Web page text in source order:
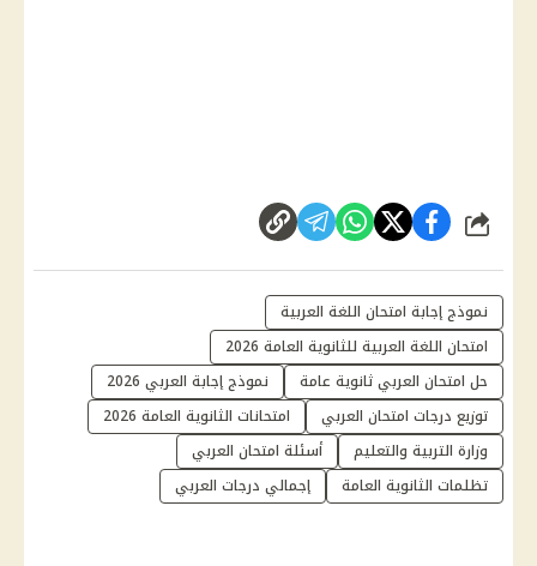
شارك
نموذج إجابة امتحان اللغة العربية
امتحان اللغة العربية للثانوية العامة 2026
حل امتحان العربي ثانوية عامة
نموذج إجابة العربي 2026
توزيع درجات امتحان العربي
امتحانات الثانوية العامة 2026
وزارة التربية والتعليم
أسئلة امتحان العربي
تظلمات الثانوية العامة
إجمالي درجات العربي